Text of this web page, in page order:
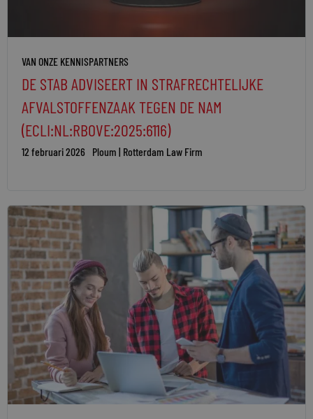
VAN ONZE KENNISPARTNERS
DE STAB ADVISEERT IN STRAFRECHTELIJKE
AFVALSTOFFENZAAK TEGEN DE NAM
(ECLI:NL:RBOVE:2025:6116)
12 februari 2026 Ploum | Rotterdam Law Firm